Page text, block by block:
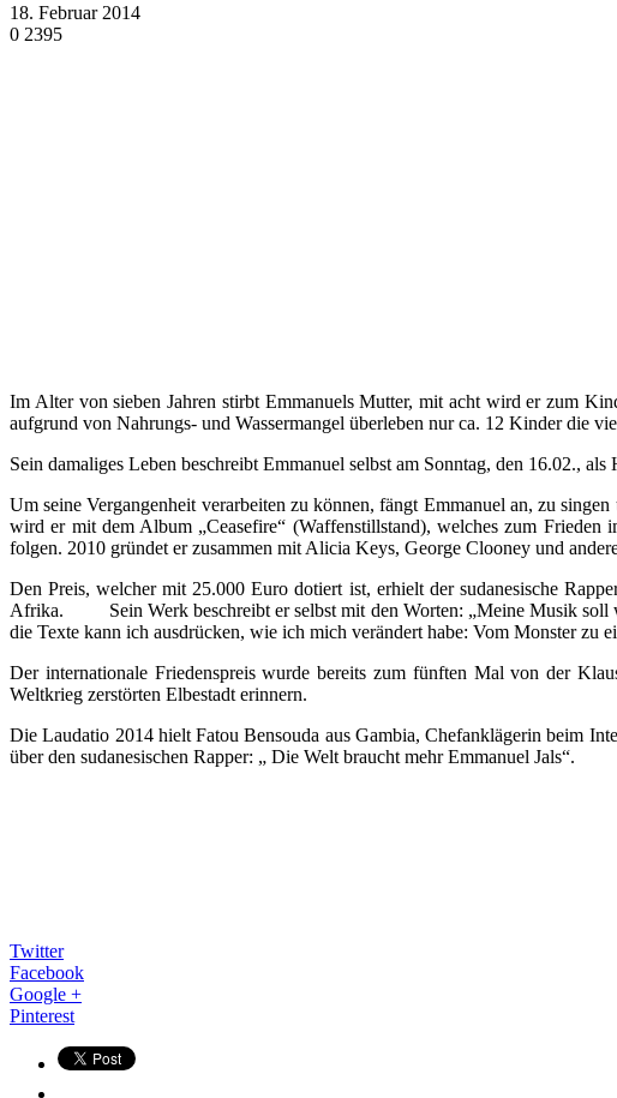
18. Februar 2014
0 2395
Im Alter von sieben Jahren stirbt Emmanuels Mutter, mit acht wird er zum
aufgrund von Nahrungs- und Wassermangel überleben nur ca. 12 Kinder die
Sein damaliges Leben beschreibt Emmanuel selbst am Sonntag, den 16.02.,
Um seine Vergangenheit verarbeiten zu können, fängt Emmanuel an, zu
wird er mit dem Album „Ceasefire“ (Waffenstillstand), welches zum
folgen. 2010 gründet er zusammen mit Alicia Keys, George Clooney und
Den Preis, welcher mit 25.000 Euro dotiert ist, erhielt der sudanesische
Afrika. Sein Werk beschreibt er selbst mit den Worten: „Meine Musik soll
die Texte kann ich ausdrücken, wie ich mich verändert habe: Vom Monster zu
Der internationale Friedenspreis wurde bereits zum fünften Mal von der
Weltkrieg zerstörten Elbestadt erinnern.
Die Laudatio 2014 hielt Fatou Bensouda aus Gambia, Chefanklägerin beim
über den sudanesischen Rapper: „ Die Welt braucht mehr Emmanuel Jals“.
Twitter
Facebook
Google +
Pinterest